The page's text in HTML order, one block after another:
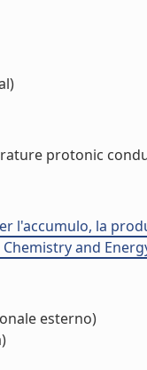
protonic
l'accumulo, la
and
esterno)